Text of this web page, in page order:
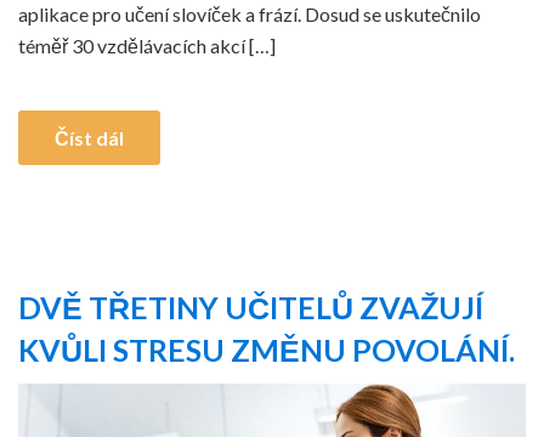
aplikace pro učení slovíček a frází. Dosud se uskutečnilo
téměř 30 vzdělávacích akcí […]
Číst dál
DVĚ TŘETINY UČITELŮ ZVAŽUJÍ
KVŮLI STRESU ZMĚNU POVOLÁNÍ.